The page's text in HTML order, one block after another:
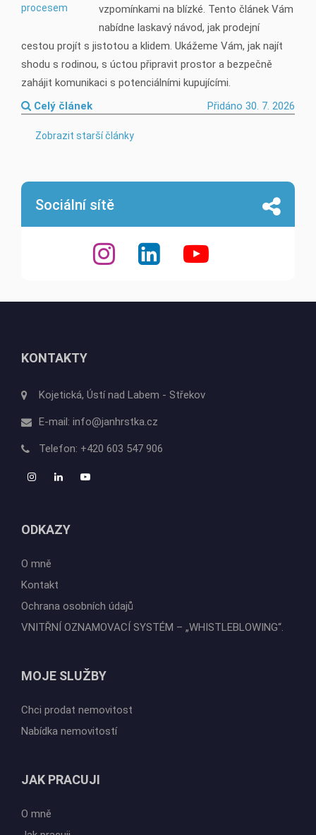
vzpomínkami na blízké. Tento článek Vám
nabídne laskavý návod, jak prodejní
cestou projít s jistotou a klidem. Ukážeme Vám, jak najít
shodu s rodinou, s úctou připravit prostor a bezpečně
zahájit komunikaci s potenciálními kupujícími.
Celý článek
Přidáno 30. 7. 2026
Zobrazit starší články
Sociální sítě
KONTAKTY
Kojetická, Ústí nad Labem - Střekov
E-mail: info@janhrstka.cz
Telefon: +420 603 547 906
ODKAZY
O mně
Kontakt
Ochrana osobních údajů
VNITŘNÍ OZNAMOVACÍ SYSTÉM – „WHISTLEBLOWING“.
MOJE SLUŽBY
Chci prodat nemovitost
Nabídka nemovitostí
JAK PRACUJI
O mně